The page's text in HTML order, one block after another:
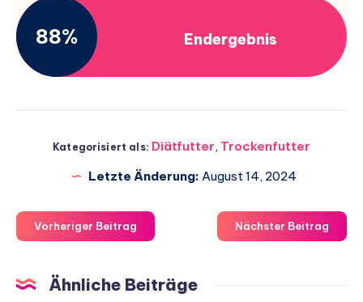
88% Endergebnis
Kategorisiert als: Diätfutter, Trockenfutter
Letzte Änderung: August 14, 2024
Vorheriger Beitrag Nächster Beitrag
Ähnliche Beiträge